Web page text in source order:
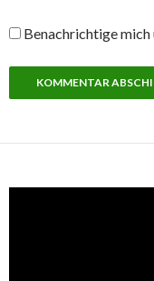
Benachrichtige